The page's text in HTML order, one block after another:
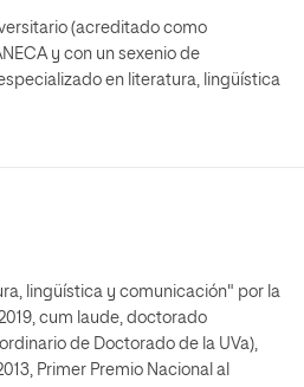
(acreditado como
y con un sexenio de
en literatura, lingüística
lingüística y comunicación" por la
cum laude, doctorado
de Doctorado de la UVa),
Primer Premio Nacional al